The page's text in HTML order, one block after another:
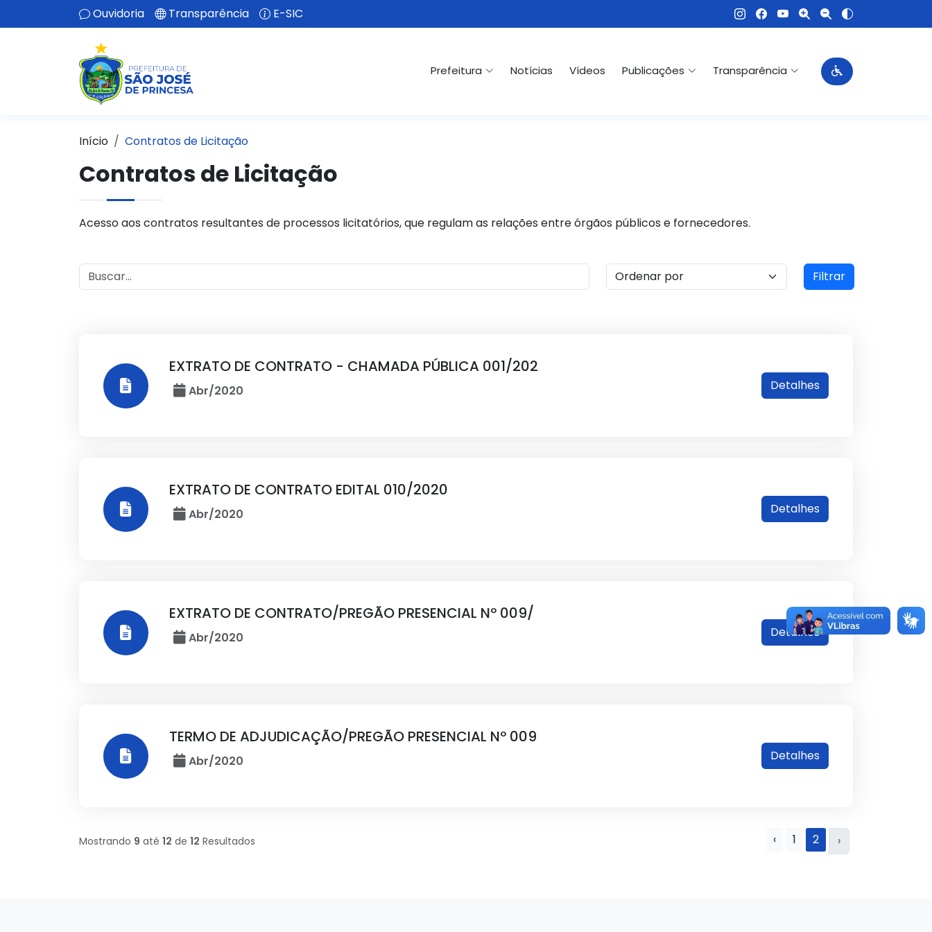
Ouvidoria Transparência E-SIC
Prefeitura Notícias Vídeos Publicações Transparência
Início Contratos de Licitação
Contratos de Licitação
Acesso aos contratos resultantes de processos licitatórios, que regulam as relações entre órgãos públicos e fornecedores.
Filtrar
EXTRATO DE CONTRATO - CHAMADA PÚBLICA 001/202
Abr/2020 Detalhes
EXTRATO DE CONTRATO EDITAL 010/2020
Abr/2020 Detalhes
EXTRATO DE CONTRATO/PREGÃO PRESENCIAL Nº 009/
Abr/2020 Detalhes
TERMO DE ADJUDICAÇÃO/PREGÃO PRESENCIAL Nº 009
Abr/2020 Detalhes
Mostrando 9 até 12 de 12 Resultados ‹ 1 2 ›